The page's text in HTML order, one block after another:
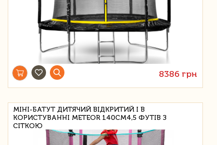
8386 грн
МІНІ-БАТУТ ДИТЯЧИЙ ВІДКРИТИЙ І В
КОРИСТУВАННІ METEOR 140СМ4,5 ФУТІВ З
СІТКОЮ